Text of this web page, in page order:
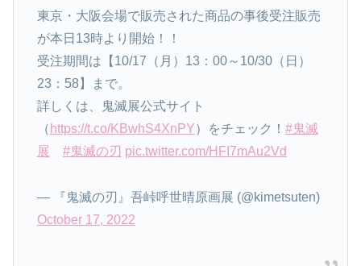
東京・大阪会場で販売された商品の事後受注販売
が本日13時より開始！！
受注期間は【10/17（月）13：00～10/30（日）
23：58】まで。
詳しくは、鬼滅展公式サイト
（ https://t.co/KBwhS4XnPY）をチェック！ #鬼滅
展
#鬼滅の刃 pic.twitter.com/HFI7mAu2Vd
— 『鬼滅の刃』吾峠呼世晴原画展 (@kimetsuten)
October 17, 2022